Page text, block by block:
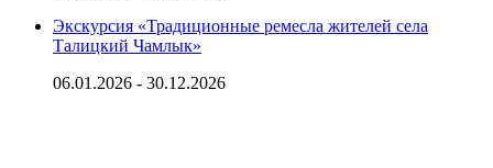
Экскурсия «Традиционные ремесла жителей села
Талицкий Чамлык»
06.01.2026 - 30.12.2026